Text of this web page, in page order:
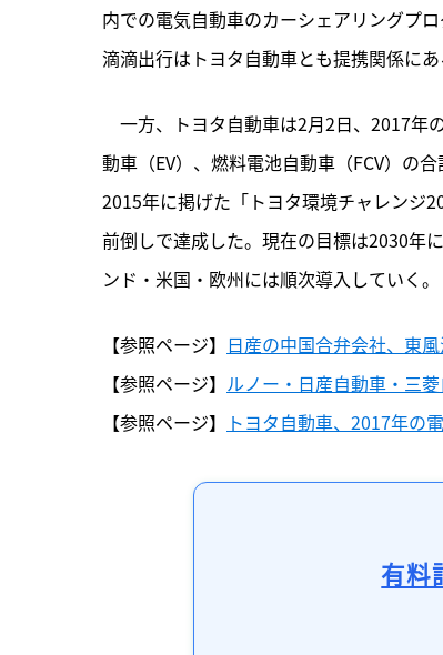
内での電気自動車のカーシェアリングプ
滴滴出行はトヨタ自動車とも提携関係にあ
一方、トヨタ自動車は2月2日、2017年
動車（EV）、燃料電池自動車（FCV）の
2015年に掲げた「トヨタ環境チャレンジ
前倒しで達成した。現在の目標は2030年
ンド・米国・欧州には順次導入していく。
【参照ページ】 日産の中国合弁会社、東
【参照ページ】 ルノー・日産自動車・三
【参照ページ】
トヨタ自動車、2017年の
有料